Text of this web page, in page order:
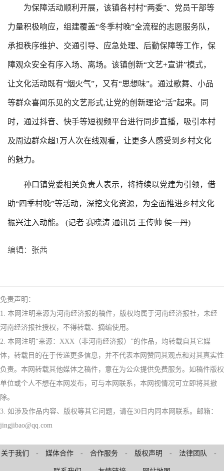
为保障活动顺利开展，该镇各村村“两委”、党员干部等
力量积极响应，组建覆盖“冬季村晚”全流程的志愿服务队，
承担秩序维护、交通引导、应急处理、后勤保障等工作，保
障观众安全有序入场、离场。该镇创新“文艺+宣讲”模式，
让文化活动既有“烟火气”，又有“思想味”。通过歌舞、小品
等群众喜闻乐见的文艺形式,让党的创新理论“活”起来。同
时，通过抖音、快手等短视频平台进行同步直播，吸引本村
及周边群众超1万人次在线观看，让更多人感受到乡村文化
的魅力。
孙口镇党委相关负责人表示，将持续以党建为引领，借
助“四季村晚”等活动，深挖文化资源，为全面推进乡村文化
振兴注入动能。 (记者 赛晓涛 通讯员 王传帅 侯一丹)
编辑：张茜
免责声明：
1. 本网注明来源为河南经济报的稿件，版权均属于河南经济报社，未经
河南经济报社授权，不得转载、摘编使用。
2. 本网注明“来源：XXX（非河南经济报）”的作品，均转载自其它媒
体，转载目的在于传递更多信息，并不代表本网赞同其观点和对其真实性
负责。本网转载其他媒体之稿件，意在为公众提供免费服务。如稿件版权
单位或个人不想在本网发布，可与本网联系，本网视情况可立即将其撤
除。
3. 如涉及作品内容、版权等其它问题，请在30日内同本网联系。邮箱：
jingjibao@qq.com
关于我们 - 媒体合作- 合作服务- 版权声明 - 法律团队 -